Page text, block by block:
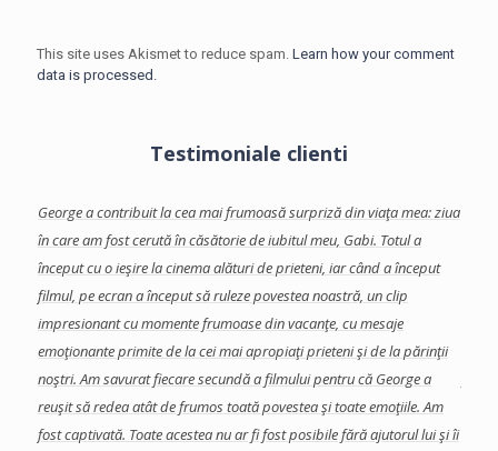
This site uses Akismet to reduce spam. Learn how your comment
data is processed.
Testimoniale clienti
George a contribuit la cea mai frumoasă surpriză din viaţa mea: ziua
în care am fost cerută în căsătorie de iubitul meu, Gabi. Totul a
început cu o ieşire la cinema alături de prieteni, iar când a început
filmul, pe ecran a început să ruleze povestea noastră, un clip
impresionant cu momente frumoase din vacanţe, cu mesaje
emoţionante primite de la cei mai apropiaţi prieteni şi de la părinţii
noştri. Am savurat fiecare secundă a filmului pentru că George a
reuşit să redea atât de frumos toată povestea şi toate emoţiile. Am
fost captivată. Toate acestea nu ar fi fost posibile fără ajutorul lui şi îi